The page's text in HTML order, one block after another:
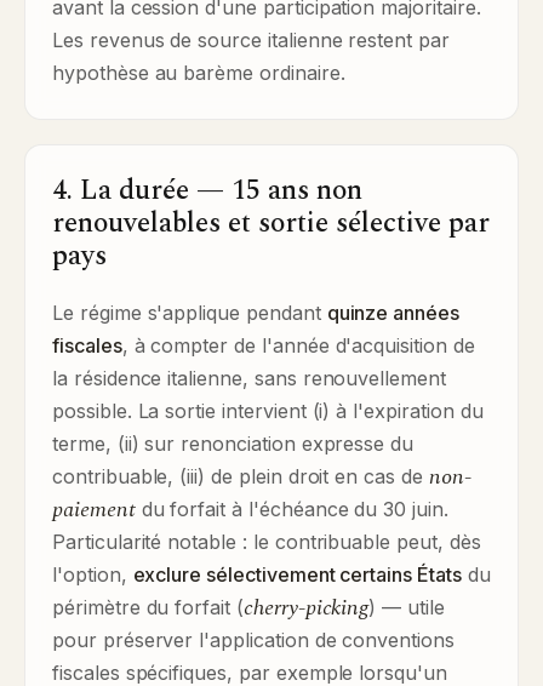
avant la cession d'une participation majoritaire.
Les revenus de source italienne restent par
hypothèse au barème ordinaire.
4. La durée — 15 ans non
renouvelables et sortie sélective par
pays
Le régime s'applique pendant quinze années
fiscales, à compter de l'année d'acquisition de
la résidence italienne, sans renouvellement
possible. La sortie intervient (i) à l'expiration du
terme, (ii) sur renonciation expresse du
contribuable, (iii) de plein droit en cas de non-
paiementdu forfait à l'échéance du 30 juin.
Particularité notable : le contribuable peut, dès
l'option, exclure sélectivement certains Étatsdu
périmètre du forfait (cherry-picking) — utile
pour préserver l'application de conventions
fiscales spécifiques, par exemple lorsqu'un